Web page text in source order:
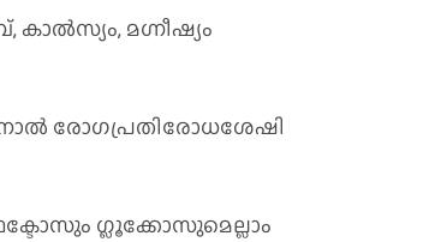
മഗ്നീഷ്യം
രോഗപ്രതിരോധശേഷി
ഗ്ലൂക്കോസുമെല്ലാം